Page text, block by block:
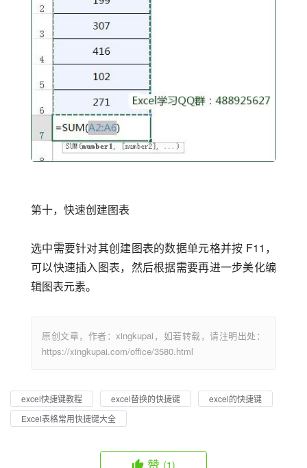
第十，快速创建图表
选中需要针对其创建图表的数据单元格并按 F11，
可以快速插入图表，然后根据需要再进一步美化编
辑图表元素。
原创文章，作者：xingkupai，如若转载，请注明出处：
https://xingkupai.com/office/3580.html
excel快捷键教程 excel替换的快捷键
excel的快捷键
Excel表格常用快捷键大全
赞 (1)